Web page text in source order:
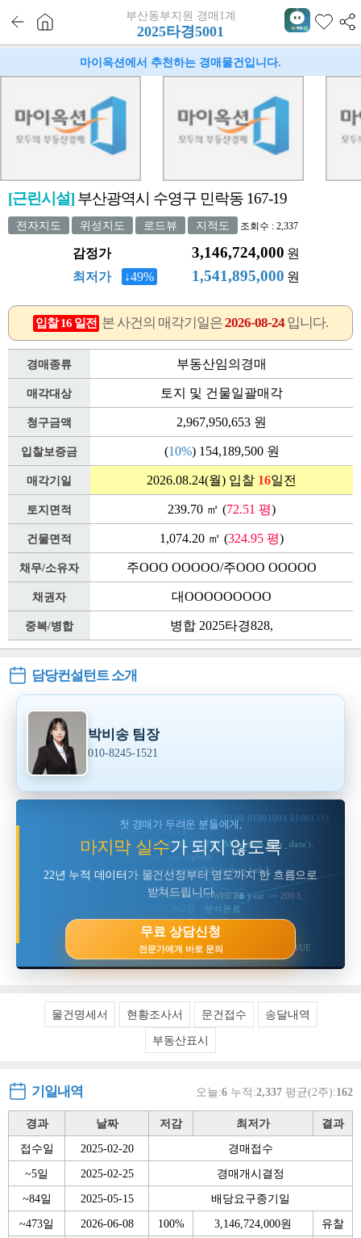
부산동부지원 경매1계
2025타경5001
마이옥션에서 추천하는 경매물건입니다.
[근린시설] 부산광역시 수영구 민락동 167-19
전자지도 위성지도 로드뷰 지적도 조회수 : 2,337
감정가 3,146,724,000 원
최저가
↓49% 1,541,895,000 원
입찰 16 일전 본 사건의 매각기일은2026-08-24입니다.
경매종류 부동산임의경매
매각대상 토지 및 건물일괄매각
청구금액 2,967,950,653 원
입찰보증금 (10%) 154,189,500 원
매각기일 2026.08.24(월) 입찰 16일전
토지면적 239.70 ㎡ (72.51 평)
건물면적 1,074.20 ㎡ (324.95 평)
채무/소유자 주OOO OOOOO/주OOO OOOOO
채권자 대OOOOOOOOO
중복/병합 병합 2025타경828,
담당컨설턴트 소개
박비송 팀장
010-8245-1521
마
옥
너
무료 상담신청
전문가에게 바로 문의
01001101 01000001 01010101 01000011 01010100 01001001 01001111
analyzeProperty
(item) {
history = await db.query('SELECT * FROM auction_22y_data');
= ai.detect(history, item.rights);
return { riskLevel: pattern.risk, suggestedBid: pattern.bid };
bid_price, success_rate FROM cases WHERE year >= 2003;
[INFO] 누적 데이터 포인트: 1,247,892건 · 분석완료
(property.lien.exists) { return analyzeRiskLevel(property); }
= pipeline([search, analyze, bid, eviction]);
10110100 01101110 11010010 00101001 PATTERN_MATCH
TRUE
calculateOptimalBid(propertyData, marketHistory) {
첫 경매가 두려운 분들에게,
마지막 실수가 되지 않도록
22년 누적 데이터 가 물건선정부터 명도까지 한 흐름으로
받쳐드립니다
물건명세서 현황조사서 문건접수
송달내역
부동산표시
기일내역 오늘:6 누적:2,337 평균(2주):162
경과 날짜 저감 최저가
결과
접수일
2025-02-20
경매접수
~5일
2025-02-25
경매개시결정
~84일
2025-05-15
배당요구종기일
~473일
2026-06-08 100% 3,146,724,000원
유찰